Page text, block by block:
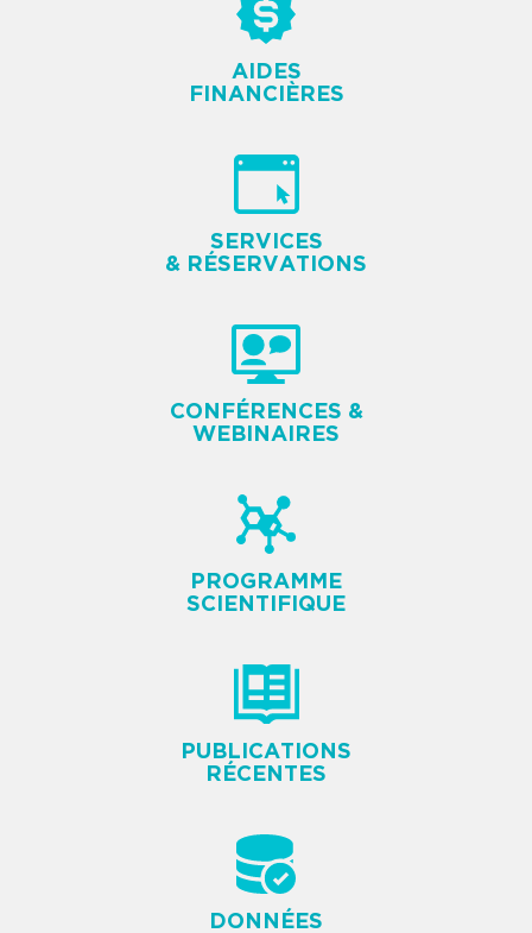
AIDES
FINANCIÈRES
SERVICES
& RÉSERVATIONS
CONFÉRENCES &
WEBINAIRES
PROGRAMME
SCIENTIFIQUE
PUBLICATIONS
RÉCENTES
DONNÉES